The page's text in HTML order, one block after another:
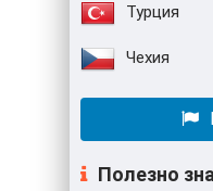
Турция
Чехия
Полезно